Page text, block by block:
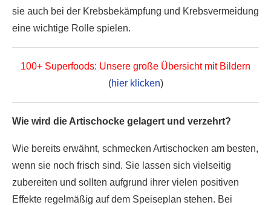
sie auch bei der Krebsbekämpfung und Krebsvermeidung
eine wichtige Rolle spielen.
100+ Superfoods: Unsere große Übersicht mit Bildern
(hier klicken)
Wie wird die Artischocke gelagert und verzehrt?
Wie bereits erwähnt, schmecken Artischocken am besten,
wenn sie noch frisch sind. Sie lassen sich vielseitig
zubereiten und sollten aufgrund ihrer vielen positiven
Effekte regelmäßig auf dem Speiseplan stehen. Bei